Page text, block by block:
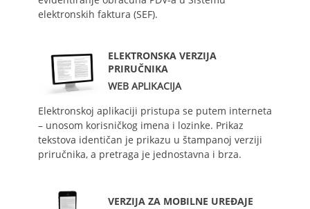
elektronskih faktura (SEF).
ELEKTRONSKA VERZIJA
PRIRUČNIKA
WEB APLIKACIJA
Elektronskoj aplikaciji pristupa se putem interneta
– unosom korisničkog imena i lozinke. Prikaz
tekstova identičan je prikazu u štampanoj verziji
priručnika, a pretraga je jednostavna i brza.
VERZIJA ZA MOBILNE UREĐAJE